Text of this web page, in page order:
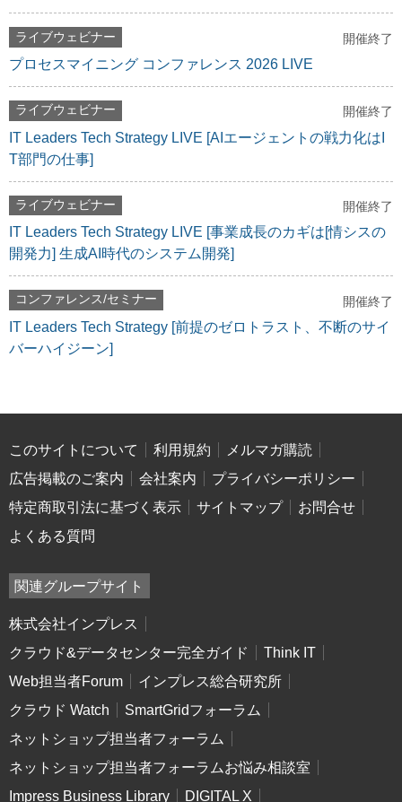
ライブウェビナー 開催終了
プロセスマイニング コンファレンス 2026 LIVE
ライブウェビナー 開催終了
IT Leaders Tech Strategy LIVE [AIエージェントの戦力化はI
T部門の仕事]
ライブウェビナー 開催終了
IT Leaders Tech Strategy LIVE [事業成長のカギは[情シスの
開発力] 生成AI時代のシステム開発]
コンファレンス/セミナー 開催終了
IT Leaders Tech Strategy [前提のゼロトラスト、不断のサイ
バーハイジーン]
このサイトについて 利用規約
メルマガ購読
広告掲載のご案内
会社案内
プライバシーポリシー
特定商取引法に基づく表示
サイトマップ
お問合せ
よくある質問
関連グループサイト
株式会社インプレス
クラウド&データセンター完全ガイド
Think IT
Web担当者Forum
インプレス総合研究所
クラウド Watch
SmartGridフォーラム
ネットショップ担当者フォーラム
ネットショップ担当者フォーラムお悩み相談室
Impress Business Library
DIGITAL X